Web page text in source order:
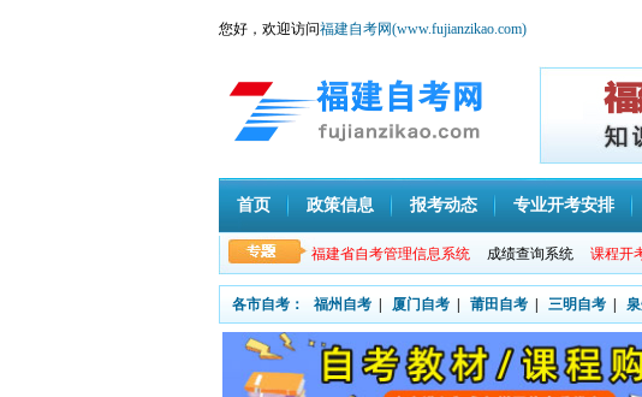
您好，欢迎访问福建自考网(www.fujianzikao.com)
首页 政策信息 报考动态 专业开考安排
福建省自考管理信息系统 成绩查询系统 课程开
各市自考： 福州自考 厦门自考 莆田自考 三明自考